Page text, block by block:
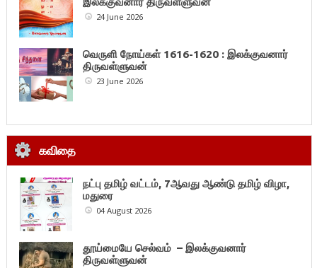
24 June 2026
வெருளி நோய்கள் 1616-1620 : இலக்குவனார்
திருவள்ளுவன்
23 June 2026
கவிதை
நட்பு தமிழ் வட்டம், 7ஆவது ஆண்டு தமிழ் விழா,
மதுரை
04 August 2026
தூய்மையே செல்வம் – இலக்குவனார்
திருவள்ளுவன்